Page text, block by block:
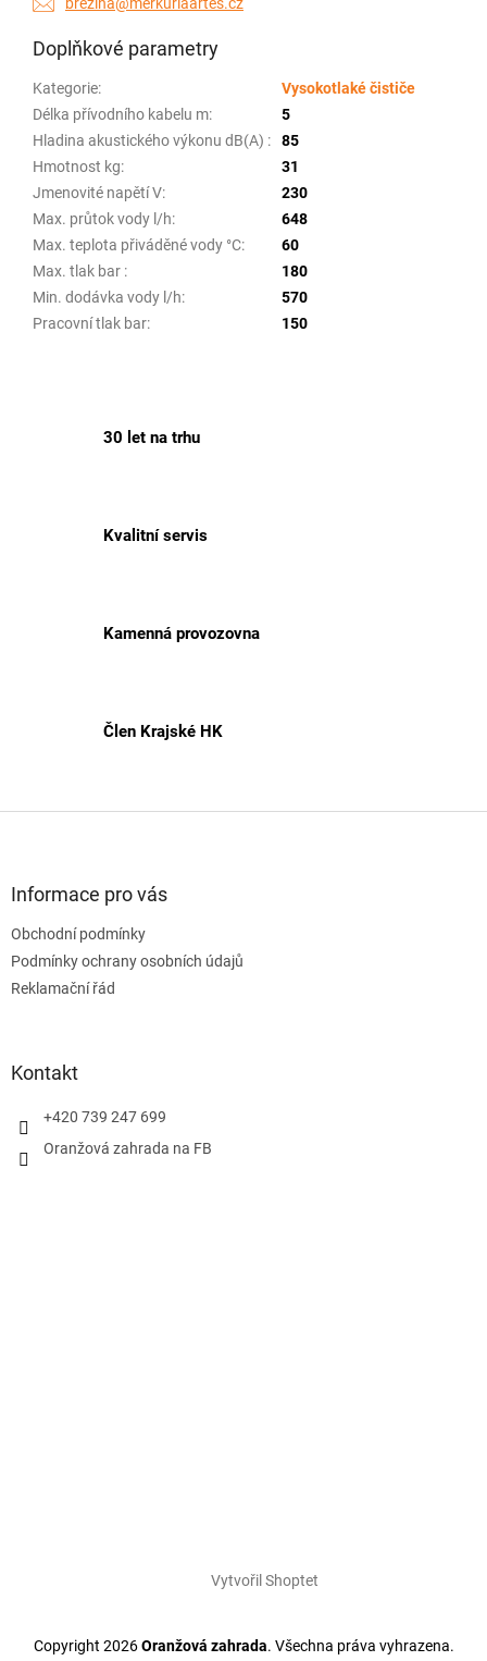
30 let na trhu
Kvalitní servis
Kamenná provozovna
Člen Krajské HK
Doplňkové parametry
Kategorie:
Vysokotlaké čističe
Délka přívodního kabelu m:
5
Hladina akustického výkonu dB(A) :
85
Hmotnost kg:
31
Jmenovité napětí V:
230
Max. průtok vody l/h:
648
Max. teplota přiváděné vody °C:
60
Max. tlak bar :
180
Min. dodávka vody l/h:
570
Pracovní tlak bar: 150
Informace pro vás
Obchodní podmínky
Podmínky ochrany osobních údajů
Reklamační řád
Kontakt
+420 739 247 699
Oranžová zahrada na FB
Vytvořil Shoptet
Copyright 2026Oranžová zahrada. Všechna práva vyhrazena.